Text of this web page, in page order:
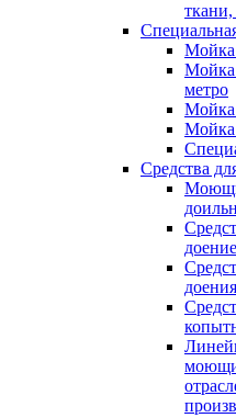
Мойка
Мойка
метро
Мойка
Мойка
Средства
доения